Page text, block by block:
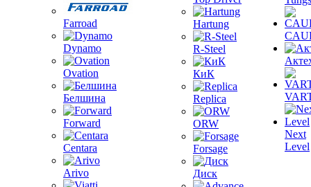
Farroad
Dynamo
Ovation
Белшина
Forward
Centara
Arivo
Hartung
R-Steel
КиК
Replica
ORW
Forsage
Диск
Next
Level